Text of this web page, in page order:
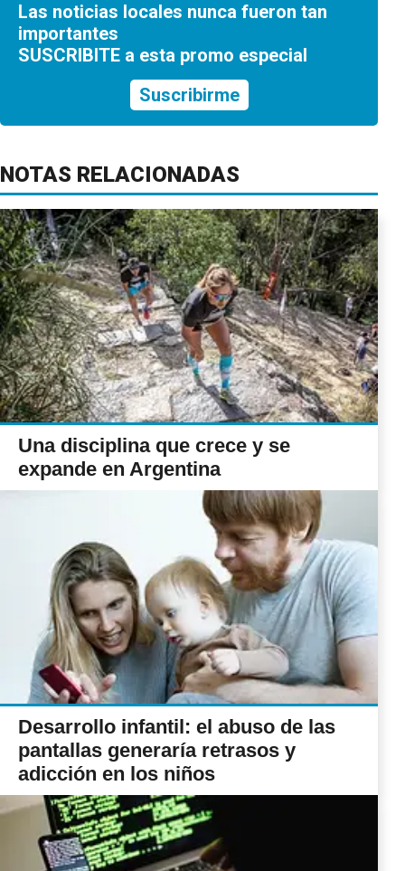
Las noticias locales nunca fueron tan
importantes
SUSCRIBITE a esta promo especial
Suscribirme
NOTAS RELACIONADAS
Una disciplina que crece y se
expande en Argentina
Desarrollo infantil: el abuso de las
pantallas generaría retrasos y
adicción en los niños